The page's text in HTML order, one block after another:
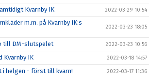
Kvarnby IK 2022-03-29 10:54
m.m. på Kvarnby IK:s
2022-03-23 18:05
till DM-slutspelet 2022-03-23 10:56
Kvarnby IK 2022-03-18 14:57
helgen - först till kvarn! 2022-03-17 11:36